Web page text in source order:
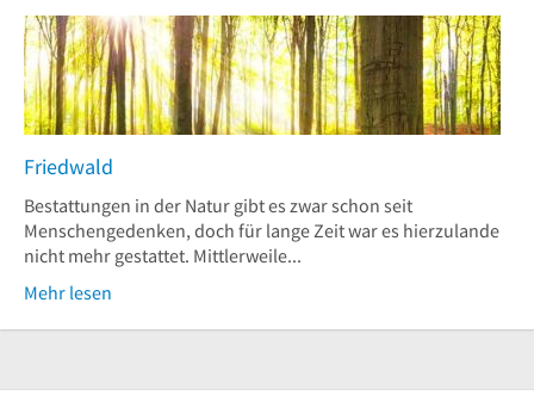
Friedwald
Bestattungen in der Natur gibt es zwar schon seit
Menschengedenken, doch für lange Zeit war es hierzulande
nicht mehr gestattet. Mittlerweile...
Mehr lesen